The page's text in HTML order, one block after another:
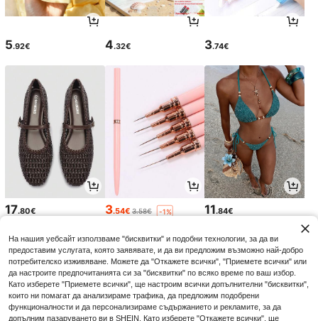
5.92€ 4.32€ 3.74€
17.80€ 3.54€ 3.58€ -1% 11.84€
На нашия уебсайт използваме "бисквитки" и подобни технологии, за да ви
предоставим услугата, която заявявате, и да ви предложим възможно най-добро
потребителско изживяване. Можете да "Откажете всички", "Приемете всички" или
да настроите предпочитанията си за "бисквитки" по всяко време по ваш избор.
Като изберете "Приемете всички", ще настроим всички допълнителни "бисквитки",
които ни помагат да анализираме трафика, да предложим подобрени
функционалности и да персонализираме съдържанието и рекламите, за да
допълним пазаруването ви в SHEIN. Като изберете "Откажете всички", ще